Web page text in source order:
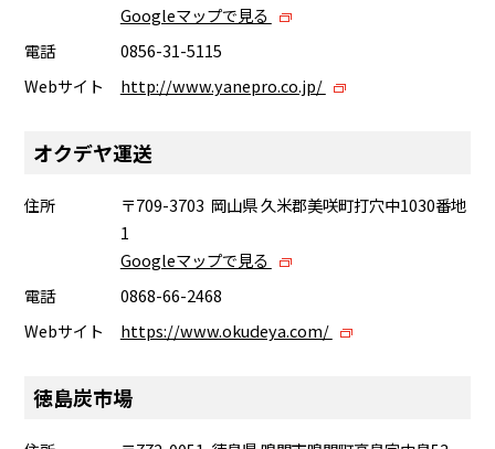
Googleマップで見る
電話
0856-31-5115
Webサイト
http://www.yanepro.co.jp/
オクデヤ運送
住所
〒709-3703 岡山県 久米郡美咲町打穴中1030番地
1
Googleマップで見る
電話
0868-66-2468
Webサイト
https://www.okudeya.com/
徳島炭市場